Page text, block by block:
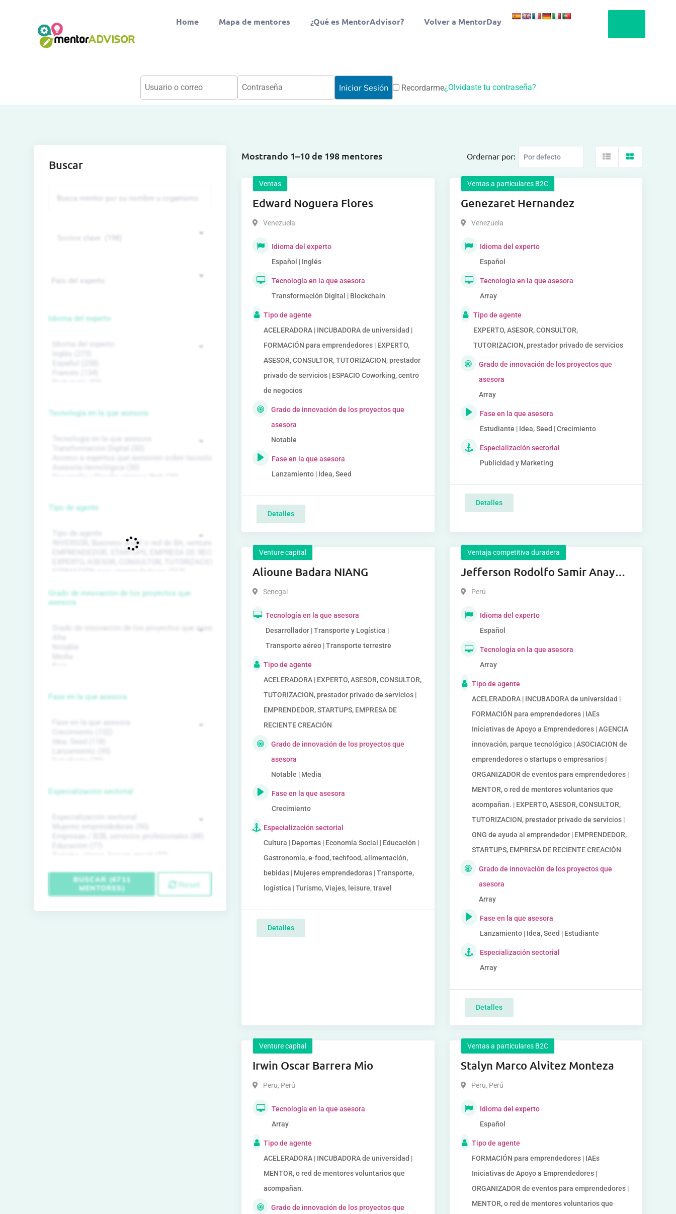
Home Mapa de mentores ¿Qué es MentorAdvisor? Volver a MentorDay
Recordarme¿Olvidaste tu contraseña?
Mostrando 1–10 de 198 mentores Ordernar por:
Ventas
Edward Noguera Flores
Venezuela
Idioma del experto
Español | Inglés
Tecnología en la que asesora
Transformación Digital | Blockchain
Tipo de agente
ACELERADORA | INCUBADORA de universidad |
FORMACIÓN para emprendedores | EXPERTO,
ASESOR, CONSULTOR, TUTORIZACION, prestador
privado de servicios | ESPACIO Coworking, centro
de negocios
Grado de innovación de los proyectos que
asesora
Notable
Fase en la que asesora
Lanzamiento | Idea, Seed
Detalles
Ventas a particulares B2C
Genezaret Hernandez
Venezuela
Idioma del experto
Español
Tecnología en la que asesora
Array
Tipo de agente
EXPERTO, ASESOR, CONSULTOR,
TUTORIZACION, prestador privado de servicios
Grado de innovación de los proyectos que
asesora
Array
Fase en la que asesora
Estudiante | Idea, Seed | Crecimiento
Especialización sectorial
Publicidad y Marketing
Detalles
Venture capital
Alioune Badara NIANG
Senegal
Tecnología en la que asesora
Desarrollador | Transporte y Logística |
Transporte aéreo | Transporte terrestre
Tipo de agente
ACELERADORA | EXPERTO, ASESOR, CONSULTOR,
TUTORIZACION, prestador privado de servicios |
EMPRENDEDOR, STARTUPS, EMPRESA DE
RECIENTE CREACIÓN
Grado de innovación de los proyectos que
asesora
Notable | Media
Fase en la que asesora
Crecimiento
Especialización sectorial
Cultura | Deportes | Economía Social | Educación |
Gastronomía, e-food, techfood, alimentación,
bebidas | Mujeres emprendedoras | Transporte,
logística | Turismo, Viajes, leisure, travel
Detalles
Ventaja competitiva duradera
Jefferson Rodolfo Samir Anaya
Romero
Perú
Idioma del experto
Español
Tecnología en la que asesora
Array
Tipo de agente
ACELERADORA | INCUBADORA de universidad |
FORMACIÓN para emprendedores | IAEs
Iniciativas de Apoyo a Emprendedores | AGENCIA
innovación, parque tecnológico | ASOCIACION de
emprendedores o startups o empresarios |
ORGANIZADOR de eventos para emprendedores |
MENTOR, o red de mentores voluntarios que
acompañan. | EXPERTO, ASESOR, CONSULTOR,
TUTORIZACION, prestador privado de servicios |
ONG de ayuda al emprendedor | EMPRENDEDOR,
STARTUPS, EMPRESA DE RECIENTE CREACIÓN
Grado de innovación de los proyectos que
asesora
Array
Fase en la que asesora
Lanzamiento | Idea, Seed | Estudiante
Especialización sectorial
Array
Detalles
Venture capital
Irwin Oscar Barrera Mio
Peru, Perú
Tecnología en la que asesora
Array
Tipo de agente
ACELERADORA | INCUBADORA de universidad |
MENTOR, o red de mentores voluntarios que
acompañan.
Grado de innovación de los proyectos que
Ventas a particulares B2C
Stalyn Marco Alvitez Monteza
Peru, Perú
Idioma del experto
Español
Tipo de agente
FORMACIÓN para emprendedores | IAEs
Iniciativas de Apoyo a Emprendedores |
ORGANIZADOR de eventos para emprendedores |
MENTOR, o red de mentores voluntarios que
Buscar
Idioma del experto
Tecnología en la que asesora
Tipo de agente
Grado de innovación de los proyectos que
asesora
Fase en la que asesora
Especialización sectorial
BUSCAR (6711
MENTORES)
Reset